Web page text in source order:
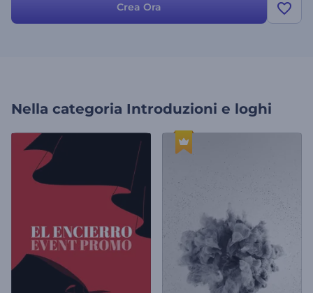
Crea Ora
Nella categoria Introduzioni e loghi